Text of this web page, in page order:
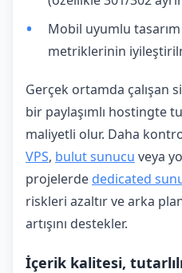
Mobil uyumlu
metriklerinin
Gerçek ortamda çalışan
bir paylaşımlı hostingte
maliyetli olur. Daha
VPS, bulut sunucu veya
projelerde dedicated
riskleri azaltır ve arka
artışını destekler.
İçerik kalitesi,